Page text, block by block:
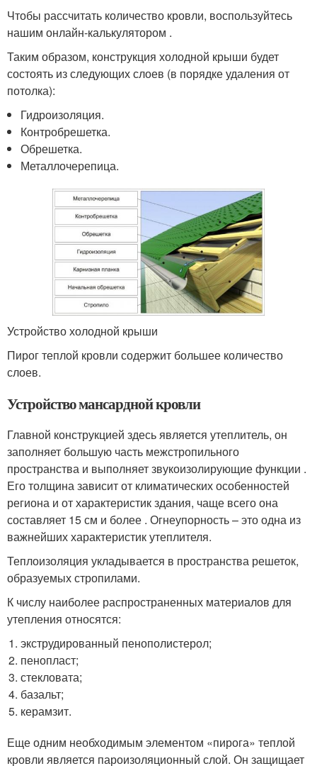
Чтобы рассчитать количество кровли, воспользуйтесь
нашим онлайн-калькулятором .
Таким образом, конструкция холодной крыши будет
состоять из следующих слоев (в порядке удаления от
потолка):
Гидроизоляция.
Контробрешетка.
Обрешетка.
Металлочерепица.
Устройство холодной крыши
Пирог теплой кровли содержит большее количество
слоев.
Устройство мансардной кровли
Главной конструкцией здесь является утеплитель, он
заполняет большую часть межстропильного
пространства и выполняет звукоизолирующие функции .
Его толщина зависит от климатических особенностей
региона и от характеристик здания, чаще всего она
составляет 15 см и более . Огнеупорность – это одна из
важнейших характеристик утеплителя.
Теплоизоляция укладывается в пространства решеток,
образуемых стропилами.
К числу наиболее распространенных материалов для
утепления относятся:
экструдированный пенополистерол;
пенопласт;
стекловата;
базальт;
керамзит.
Еще одним необходимым элементом «пирога» теплой
кровли является пароизоляционный слой. Он защищает